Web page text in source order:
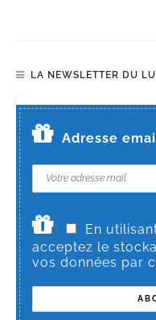
LA NEWSLETTER DU
Adresse
En
acceptez le
vos données par